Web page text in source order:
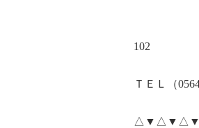
102
ＴＥＬ（